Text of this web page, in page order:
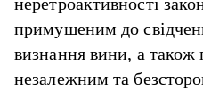
примушеним до
визнання вини, а також
незалежним та